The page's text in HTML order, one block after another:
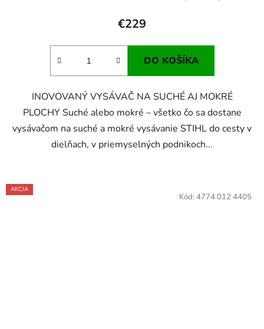
€229
DO KOŠÍKA
INOVOVANÝ VYSÁVAČ NA SUCHÉ AJ MOKRÉ
PLOCHY Suché alebo mokré – všetko čo sa dostane
vysávačom na suché a mokré vysávanie STIHL do cesty v
dielňach, v priemyselných podnikoch...
AKCIA
Kód: 4774 012 4405